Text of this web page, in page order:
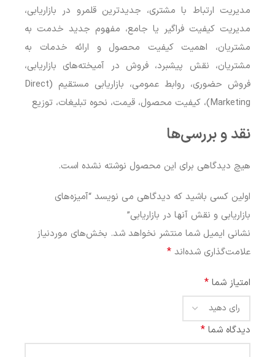
مدیریت ارتباط با مشتری، جدیدترین قلمرو در بازاریابی،
مدیریت کیفیت فراگیر یا جامع، مفهوم جدید خدمت به
مشتریان، اهمیت کیفیت محصول و ارائه خدمات به
مشتریان، نقش پیشبرد، فروش در آمیخته‌های بازاریابی،
فروش حضوری، روابط عمومی، بازاریابی مستقیم (Direct
Marketing)، کیفیت محصول، قیمت، نحوه تبلیغات، توزیع
نقد و بررسی‌ها
هیچ دیدگاهی برای این محصول نوشته نشده است.
اولین کسی باشید که دیدگاهی می نویسد “آمیزه‌های
بازاریابی و نقش آنها در بازاریابی”
نشانی ایمیل شما منتشر نخواهد شد. بخش‌های موردنیاز
علامت‌گذاری شده‌اند *
امتیاز شما *
دیدگاه شما *